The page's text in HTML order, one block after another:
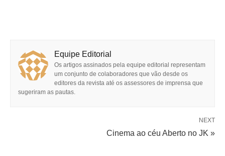
Equipe Editorial
Os artigos assinados pela equipe editorial representam
um conjunto de colaboradores que vão desde os
editores da revista até os assessores de imprensa que
sugeriram as pautas.
NEXT
Cinema ao céu Aberto no JK »